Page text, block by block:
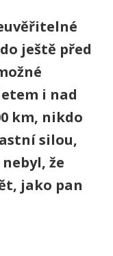
ještě před
i nad
km, nikdo
silou,
že
jako pan